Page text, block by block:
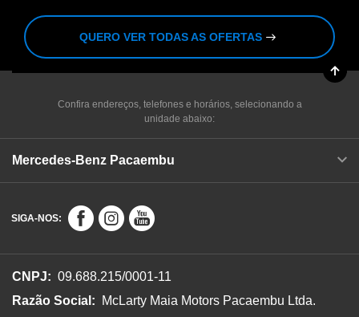
QUERO VER TODAS AS OFERTAS
Confira endereços, telefones e horários, selecionando a
unidade abaixo:
Mercedes-Benz Pacaembu
SIGA-NOS:
CNPJ: 09.688.215/0001-11
Razão Social:
McLarty Maia Motors Pacaembu Ltda.